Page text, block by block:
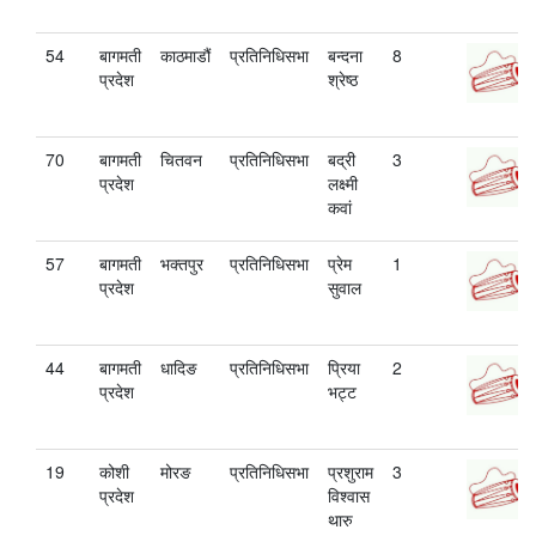
54
बागमती
प्रदेश
काठमाडौं प्रतिनिधिसभा
बन्दना
श्रेष्ठ
8
70
बागमती
प्रदेश
चितवन प्रतिनिधिसभा
बद्री
लक्ष्मी
कवां
3
57
बागमती
प्रदेश
भक्तपुर प्रतिनिधिसभा
प्रेम
सुवाल
1
44
बागमती
प्रदेश
धादिङ प्रतिनिधिसभा
प्रिया
भट्ट
2
19
कोशी
प्रदेश
मोरङ प्रतिनिधिसभा
प्रशुराम
विश्वास
थारु
3